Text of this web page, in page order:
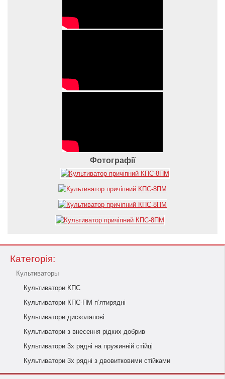
Категорія:
Культиваторы
Культиватори КПС
Культиватори КПС-ПМ п’ятирядні
Культиватори дисколапові
Культиватори з внесення рідких добрив
Культиватори 3х рядні на пружинній стійці
Культиватори 3х рядні з двовитковими стійками
Фотографії